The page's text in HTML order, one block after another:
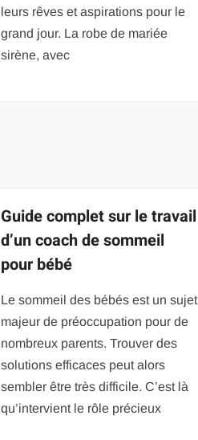
leurs rêves et aspirations pour le
grand jour. La robe de mariée
sirène, avec
Guide complet sur le travail
d’un coach de sommeil
pour bébé
Le sommeil des bébés est un sujet
majeur de préoccupation pour de
nombreux parents. Trouver des
solutions efficaces peut alors
sembler être très difficile. C’est là
qu’intervient le rôle précieux